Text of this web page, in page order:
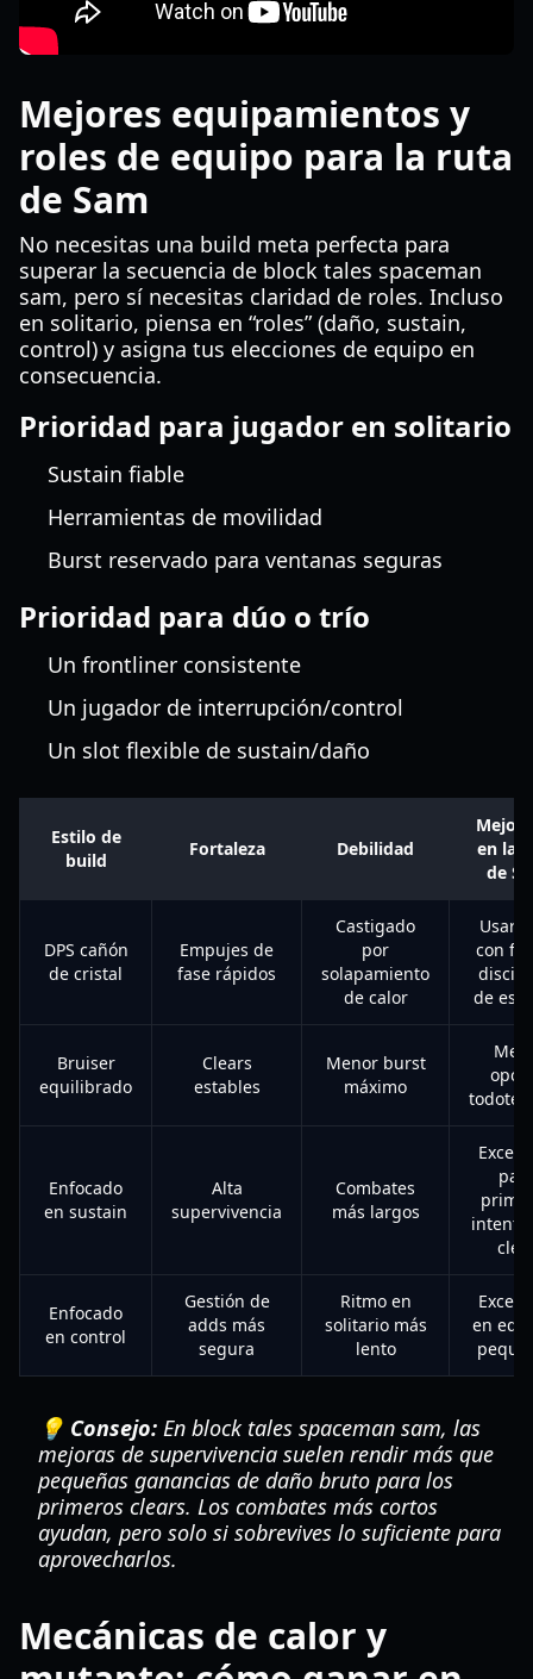
Mejores equipamientos y
roles de equipo para la ruta
de Sam
No necesitas una build meta perfecta para
superar la secuencia de block tales spaceman
sam, pero sí necesitas claridad de roles. Incluso
en solitario, piensa en “roles” (daño, sustain,
control) y asigna tus elecciones de equipo en
consecuencia.
Prioridad para jugador en solitario
Sustain fiable
Herramientas de movilidad
Burst reservado para ventanas seguras
Prioridad para dúo o trío
Un frontliner consistente
Un jugador de interrupción/control
Un slot flexible de sustain/daño
Estilo de
build
Fortaleza Debilidad
Mejor
en la
de
DPS cañón
de cristal
Empujes de
fase rápidos
Castigado
por
solapamiento
de calor
Usar
con
de
Bruiser
equilibrado
Clears
estables
Menor burst
máximo
Enfocado
en sustain
Alta
supervivencia
Combates
más largos
Enfocado
en control
Gestión de
adds más
segura
Ritmo en
solitario más
lento
en
💡 Consejo: En block tales spaceman sam, las
mejoras de supervivencia suelen rendir más que
pequeñas ganancias de daño bruto para los
primeros clears. Los combates más cortos
ayudan, pero solo si sobrevives lo suficiente para
aprovecharlos.
Mecánicas de calor y